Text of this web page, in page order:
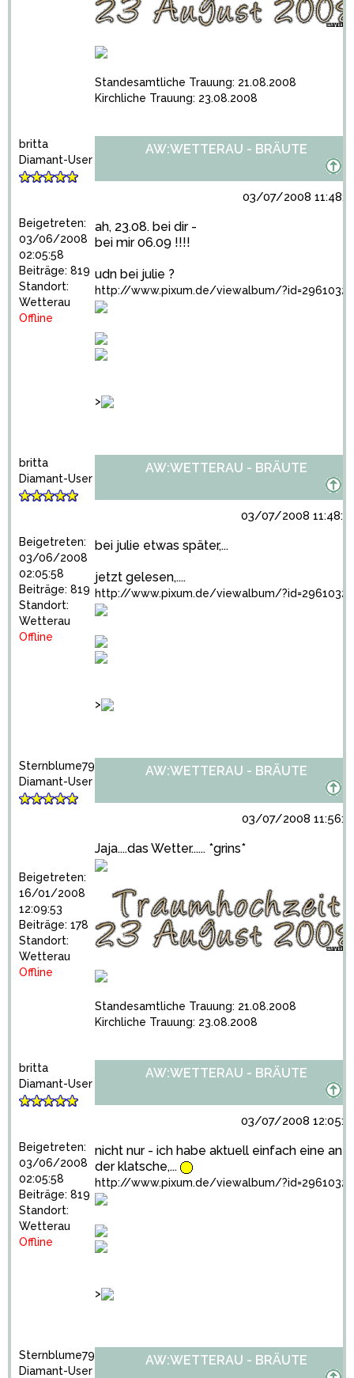
Standesamtliche Trauung: 21.08.2008
Kirchliche Trauung: 23.08.2008
britta
Diamant-User
Beigetreten:
03/06/2008
02:05:58
Beiträge: 819
Standort:
Wetterau
Offline
AW:WETTERAU - BRÄUTE
03/07/2008
ah, 23.08. bei dir -
bei mir 06.09 !!!!
udn bei julie ?
http://www.pixum.de/viewalbum/?id=2961032
>
britta
Diamant-User
Beigetreten:
03/06/2008
02:05:58
Beiträge: 819
Standort:
Wetterau
Offline
AW:WETTERAU - BRÄUTE
03/07/2008
bei julie etwas später,...
jetzt gelesen,....
http://www.pixum.de/viewalbum/?id=2961032
>
Sternblume79
Diamant-User
Beigetreten:
16/01/2008
12:09:53
Beiträge: 178
Standort:
Wetterau
Offline
AW:WETTERAU - BRÄUTE
03/07/2008
Jaja....das Wetter...... *grins*
Standesamtliche Trauung: 21.08.2008
Kirchliche Trauung: 23.08.2008
britta
Diamant-User
Beigetreten:
03/06/2008
02:05:58
Beiträge: 819
Standort:
Wetterau
Offline
AW:WETTERAU - BRÄUTE
03/07/2008
nicht nur - ich habe aktuell einfach eine an
der klatsche,...
http://www.pixum.de/viewalbum/?id=2961032
>
Sternblume79
Diamant-User
AW:WETTERAU - BRÄUTE